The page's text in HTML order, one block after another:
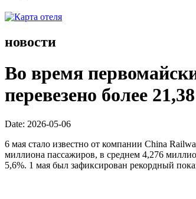
новости
Во время
перевезено более
Date: 2026-05-06
6 мая стало известно от компании China
миллиона пассажиров, в среднем 4,276
5,6%. 1 мая был зафиксирован рекордный